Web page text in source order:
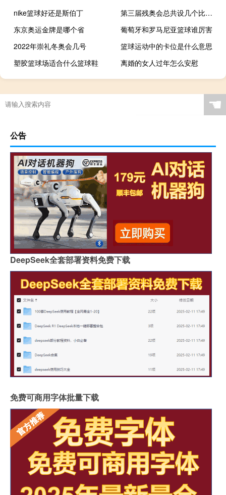
nike篮球好还是斯伯丁
第三届残奥会总共设几个比赛项目
东京奥运金牌是哪个省
葡萄牙和罗马尼亚篮球谁厉害
2022年崇礼冬奥会几号
篮球运动中的卡位是什么意思
塑胶篮球场适合什么篮球鞋
离婚的女人过年怎么安慰
☚
公告
DeepSeek全套部署资料免费下载
免费可商用字体批量下载